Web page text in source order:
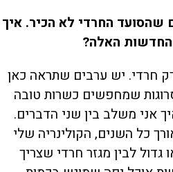
החרדי לא הכיר. איך
החדשות האלה?
חרדי. יש ערבים שתראה כאן
שמחפשים כשרות טובה
אני משלב בין שני הדברים.
כל השנים, הקולינריה שלי
גדול לבין מגזר חרדי שצריך